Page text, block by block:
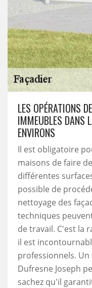
LES OPÉRATIONS
IMMEUBLES DANS
ENVIRONS
Il est obligatoire
maisons de faire
différentes
possible de
nettoyage des
techniques
de travail. C'est la
il est
professionnels.
Dufresne Joseph
sachez qu'il